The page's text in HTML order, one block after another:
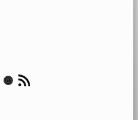
Threads RSS-Feed